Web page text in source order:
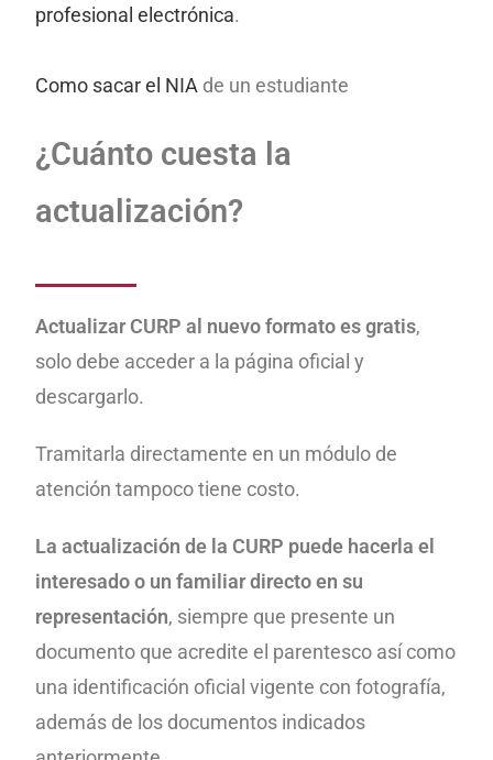
profesional electrónica.
Como sacar el NIA de un estudiante
¿Cuánto cuesta la
actualización?
Actualizar CURP al nuevo formato es gratis,
solo debe acceder a la página oficial y
descargarlo.
Tramitarla directamente en un módulo de
atención tampoco tiene costo.
La actualización de la CURP puede hacerla el
interesado o un familiar directo en su
representación, siempre que presente un
documento que acredite el parentesco así como
una identificación oficial vigente con fotografía,
además de los documentos indicados